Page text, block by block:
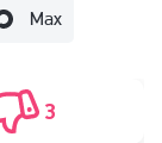
Max
3